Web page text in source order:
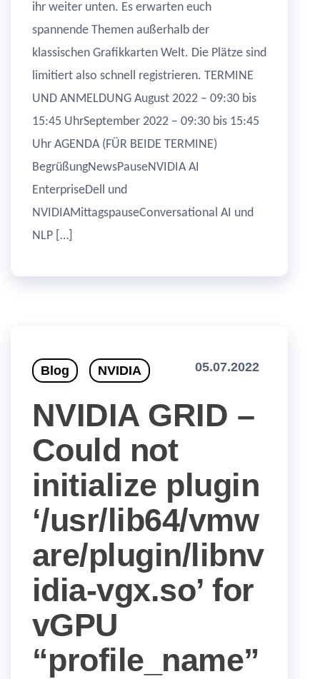
ihr weiter unten. Es erwarten euch
spannende Themen außerhalb der
klassischen Grafikkarten Welt. Die Plätze sind
limitiert also schnell registrieren. TERMINE
UND ANMELDUNG August 2022 – 09:30 bis
15:45 UhrSeptember 2022 – 09:30 bis 15:45
Uhr AGENDA (FÜR BEIDE TERMINE)
BegrüßungNewsPauseNVIDIA AI
EnterpriseDell und
NVIDIAMittagspauseConversational AI und
NLP […]
Blog NVIDIA 05.07.2022
NVIDIA GRID –
Could not
initialize plugin
‘/usr/lib64/vmw
are/plugin/libnv
idia-vgx.so’ for
vGPU
“profile_name”